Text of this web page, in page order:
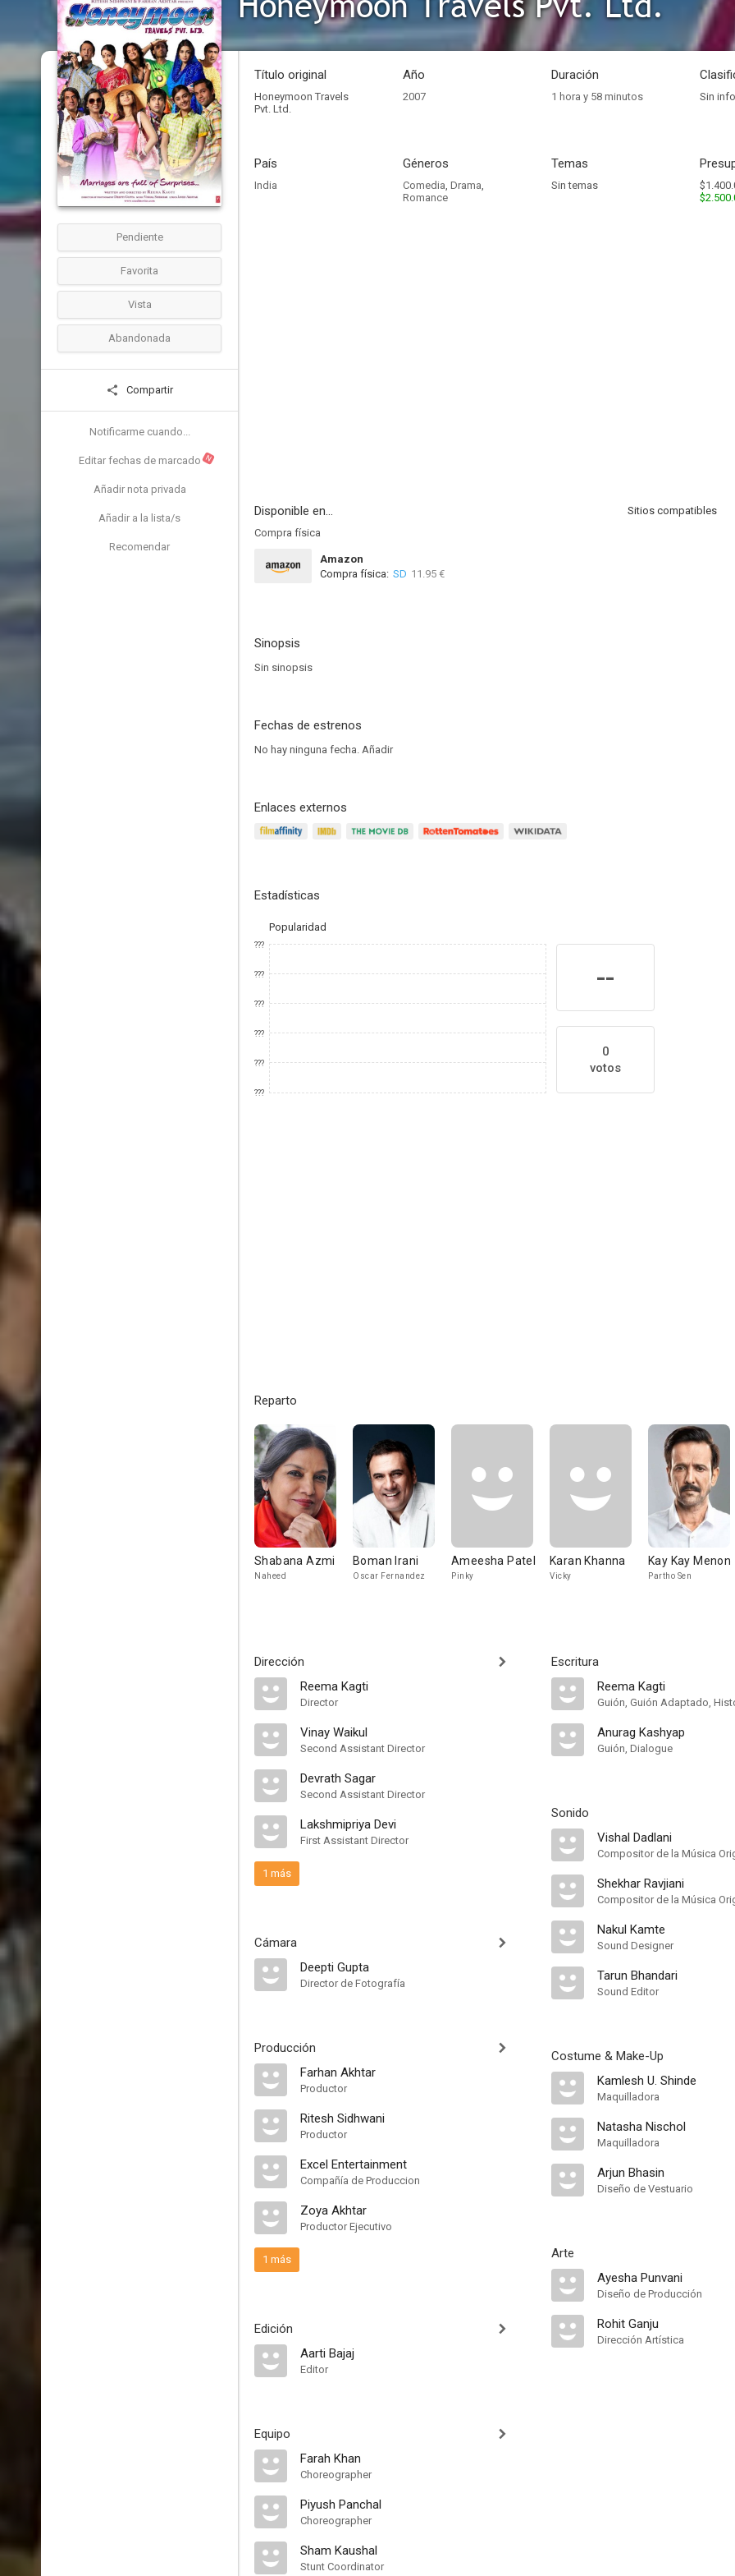
Pendiente
Favorita
Vista
Abandonada
Compartir
Notificarme cuando...
Editar fechas de marcado N
Añadir nota privada
Añadir a la lista/s
Recomendar
Título original
Honeymoon Travels
Pvt. Ltd.
Año
2007
Duración
1 hora y 58 minutos Sin
País
India
Géneros
Comedia, Drama,
Romance
Temas
Sin temas
Disponible en...
Sitios compatibles
Compra física
Amazon
Compra física: SD 11.95 €
Sinopsis
Sin sinopsis
Fechas de estrenos
No hay ninguna fecha. Añadir
Enlaces externos
Estadísticas
Popularidad
???
???
???
???
???
???
--
0
votos
Reparto
Shabana Azmi
Naheed
Boman Irani
Oscar Fernandez
Ameesha Patel
Pinky
Karan Khanna
Vicky
Kay Kay Menon
Partho Sen
Dirección
Reema Kagti
Director
Vinay Waikul
Second Assistant Director
Devrath Sagar
Second Assistant Director
Lakshmipriya Devi
First Assistant Director
1 más
Cámara
Deepti Gupta
Director de Fotografía
Producción
Farhan Akhtar
Productor
Ritesh Sidhwani
Productor
Excel Entertainment
Compañía de Produccion
Zoya Akhtar
Productor Ejecutivo
1 más
Edición
Aarti Bajaj
Editor
Equipo
Farah Khan
Choreographer
Piyush Panchal
Choreographer
Sham Kaushal
Stunt Coordinator
Escritura
Reema Kagti
Guión, Guión Adaptado,
Anurag Kashyap
Guión, Dialogue
Sonido
Vishal Dadlani
Compositor de la Música
Shekhar Ravjiani
Compositor de la Música
Nakul Kamte
Sound Designer
Tarun Bhandari
Sound Editor
Costume & Make-Up
Kamlesh U. Shinde
Maquilladora
Natasha Nischol
Maquilladora
Arjun Bhasin
Diseño de Vestuario
Arte
Ayesha Punvani
Diseño de Producción
Rohit Ganju
Dirección Artística